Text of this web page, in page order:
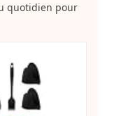
quotidien pour